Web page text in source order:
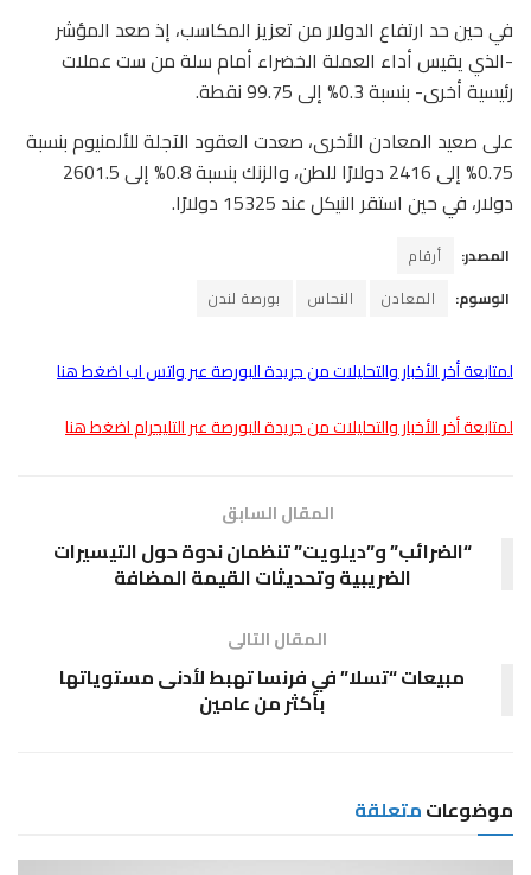
في حين حد ارتفاع الدولار من تعزيز المكاسب، إذ صعد المؤشر
-الذي يقيس أداء العملة الخضراء أمام سلة من ست عملات
رئيسية أخرى- بنسبة 0.3% إلى 99.75 نقطة.
على صعيد المعادن الأخرى، صعدت العقود الآجلة للألمنيوم بنسبة
0.75% إلى 2416 دولارًا للطن، والزنك بنسبة 0.8% إلى 2601.5
دولار، في حين استقر النيكل عند 15325 دولارًا.
المصدر:
أرقام
الوسوم:
المعادن النحاس بورصة لندن
لمتابعة أخر الأخبار والتحليلات من جريدة البورصة عبر واتس اب اضغط هنا
لمتابعة أخر الأخبار والتحليلات من جريدة البورصة عبر التليجرام اضغط هنا
المقال السابق
“الضرائب” و”ديلويت” تنظمان ندوة حول التيسيرات
الضريبية وتحديثات القيمة المضافة
المقال التالى
مبيعات “تسلا” في فرنسا تهبط لأدنى مستوياتها
بأكثر من عامين
موضوعاتمتعلقة